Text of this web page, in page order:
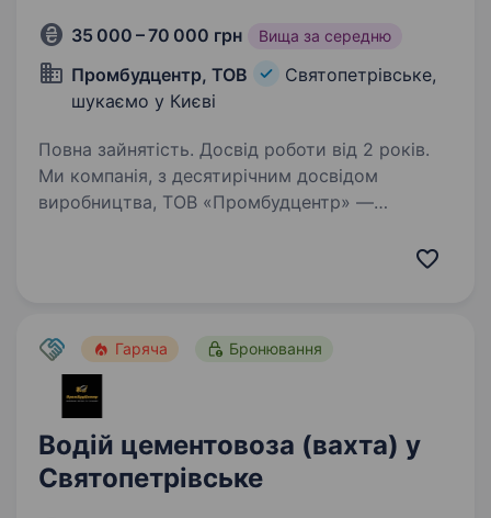
35 000 – 70 000 грн Вища за середню
Промбудцентр, ТОВ
Святопетрівське,
шукаємо у Києві
Повна зайнятість. Досвід роботи від 2 років.
Ми компанія, з десятирічним досвідом
виробництва, ТОВ «Промбудцентр» —
Гаряча Бронювання
Водій цементовоза (вахта) у
Святопетрівське